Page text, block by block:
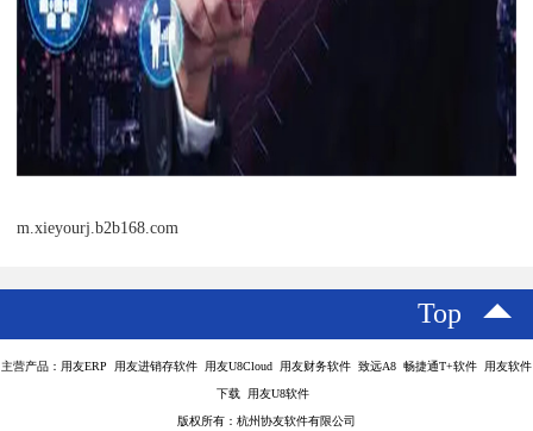
m.xieyourj.b2b168.com
Top
主营产品：用友ERP 用友进销存软件 用友U8Cloud 用友财务软件 致远A8 畅捷通T+软件 用友软件
下载 用友U8软件
版权所有：杭州协友软件有限公司